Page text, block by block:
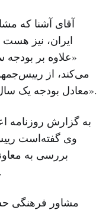
آقای آشنا که
ایران، نیز
«علاوه بر بودجه
می‌کند، از
«معادل بودجه یک سال صداو سیما و علاوه بر آن» است.
به گزارش روزنامه
وی گفته‌است
بررسی به
ریاست جمهوری ارجاع داده است.
مشاور فرهنگی